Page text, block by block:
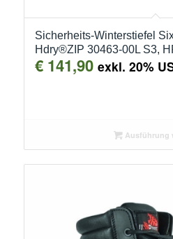
Sicherheits-Winterstiefel
Hdry®ZIP 30463-00L S3,
€141,90 exkl. 20%
Ausführung